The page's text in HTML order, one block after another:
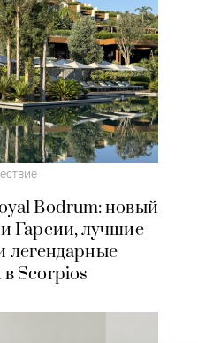
Bodrum: новый
Гарсии, лучшие
легендарные
Scorpios